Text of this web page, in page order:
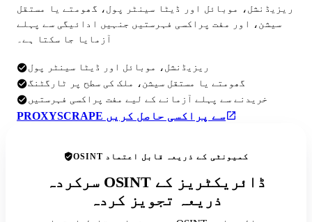
ریزیڈنشل، موبائل اور ڈیٹا سینٹر پول، گھومتے یا مستقل
سیشن، اور مفت پراکسی فہرستیں جنہیں ادائیگی سے پہلے
آزمایا جا سکتا ہے۔
ریزیڈنشل، موبائل اور ڈیٹا سینٹر پول
گھومتے یا مستقل سیشن، ملک کی سطح پر ٹارگٹنگ
خریدنے سے پہلے آزمانے کے لیے مفت پراکسی فہرستیں
PROXYSCRAPE سے پراکسی حاصل کریں
OSINT کمیونٹی کے ذریعہ قابل اعتماد
سرکردہ OSINT ڈائریکٹریز کے
ذریعہ تجویز کردہ